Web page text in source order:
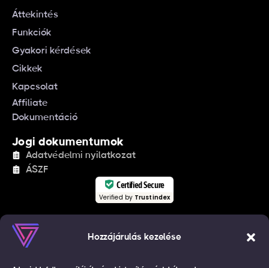
Hozzájárulás kezelése
Áttekintés
Funkciók
Gyakori kérdések
Cikkek
Kapcsolat
Affiliate
Dokumentáció
Jogi dokumentumok
Adatvédelmi nyilatkozat
ÁSZF
Certified Secure
Verified by Trustindex
Iratkozzon fel hírlevelünkre!
Értesüljön hasznos tartalmakról és újdonságainkról